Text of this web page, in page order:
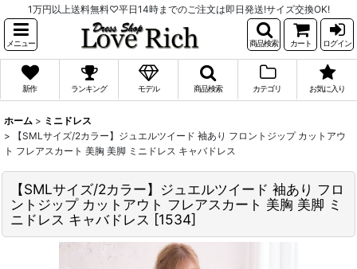
1万円以上送料無料♡平日14時までのご注文は即日発送!サイズ交換OK!
メニュー 商品検索 カート ログイン
新作 ランキング モデル 商品検索 カテゴリ お気に入り
ホーム > ミニドレス
>
【SMLサイズ/2カラー】ジュエルツイード 袖あり フロントジップ カットアウ
ト フレアスカート 美胸 美脚 ミニドレス キャバドレス
【SMLサイズ/2カラー】ジュエルツイード 袖あり フロ
ントジップ カットアウト フレアスカート 美胸 美脚 ミ
ニドレス キャバドレス [1534]